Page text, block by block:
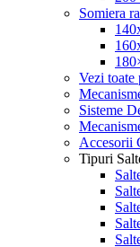
Somiera
Vezi toate
Sisteme
Accesorii
Tipuri